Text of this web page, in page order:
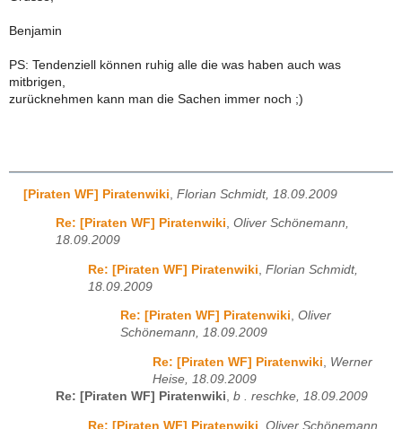
Benjamin
PS: Tendenziell können ruhig alle die was haben auch was
mitbrigen,
zurücknehmen kann man die Sachen immer noch ;)
[Piraten WF] Piratenwiki Florian Schmidt, 18.09.2009
Re: [Piraten WF] Piratenwiki, Oliver Schönemann,
18.09.2009
Re: [Piraten WF] Piratenwiki Florian Schmidt,
18.09.2009
Re: [Piraten WF] Piratenwiki, Oliver
Schönemann, 18.09.2009
Re: [Piraten WF] Piratenwiki
Werner
Heise, 18.09.2009
Re: [Piraten WF] Piratenwiki b . reschke, 18.09.2009
Re: [Piraten WF] Piratenwiki Oliver Schönemann,